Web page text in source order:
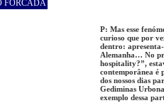
FORCADA
P: Mas esse
curioso que por
dentro:
Alemanha… No
hospitality?”,
contemporânea é
dos nossos dias
Gediminas
exemplo dessa